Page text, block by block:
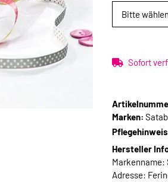
Bitte
Sofort
Marken: Satab
Hersteller
Markenname:
Adresse: